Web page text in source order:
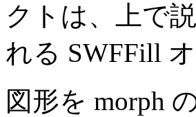
クトは、上で
れる SWFFill
図形を morph